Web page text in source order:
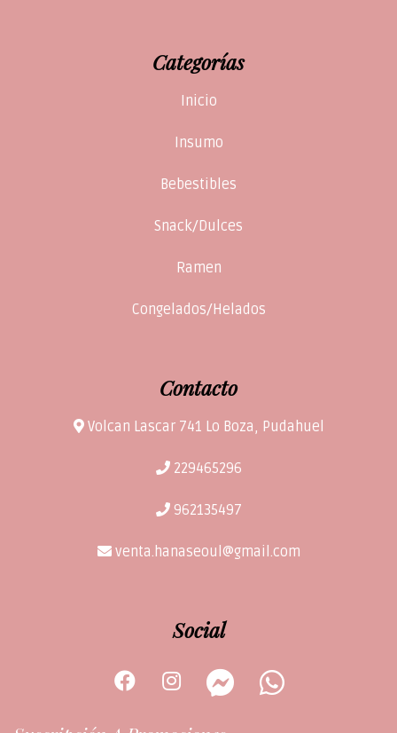
Categorías
Inicio
Insumo
Bebestibles
Snack/Dulces
Ramen
Congelados/Helados
Contacto
Volcan Lascar 741 Lo Boza, Pudahuel
229465296
962135497
venta.hanaseoul@gmail.com
Social